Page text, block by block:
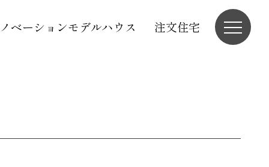
ベーションモデルハウス 注文住宅